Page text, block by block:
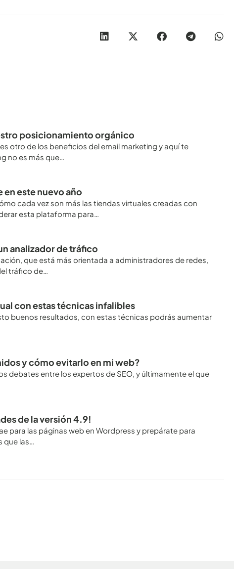
posicionamiento orgánico
otro de los beneficios del email marketing y aquí te
no es más que…
este nuevo año
cada vez son más las tiendas virtuales creadas con
esta plataforma para…
analizador de tráfico
que está más orientada a administradores de redes,
tráfico de…
con estas técnicas infalibles
buenos resultados, con estas técnicas podrás aumentar
y cómo evitarlo en mi web?
debates entre los expertos de SEO, y últimamente el que
de la versión 4.9!
para las páginas web en Wordpress y prepárate para
que las…